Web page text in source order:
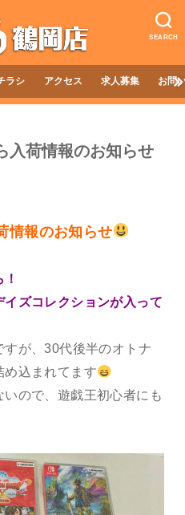
SEARCH
ラシ アクセス 求人募集 お問
入荷情報のお知らせ
情報のお知らせ
ズコレクションが入って
が、30代後半のオトナ
め込まれてます
ので、遊戯王初心者にも